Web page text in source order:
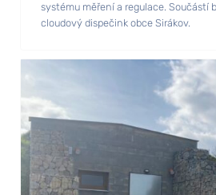
systému měření a regulace. Součástí
cloudový dispečink obce Sirákov.